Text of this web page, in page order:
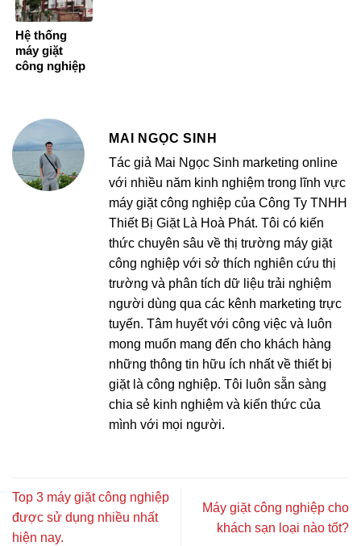
Hệ thống
máy giặt
công nghiệp
Vĩnh Long
MAI NGỌC SINH
Tác giả Mai Ngọc Sinh marketing online
với nhiều năm kinh nghiệm trong lĩnh vực
máy giặt công nghiệp của Công Ty TNHH
Thiết Bị Giặt Là Hoà Phát. Tôi có kiến
thức chuyên sâu về thị trường máy giặt
công nghiệp với sở thích nghiên cứu thị
trường và phân tích dữ liệu trải nghiệm
người dùng qua các kênh marketing trực
tuyến. Tâm huyết với công việc và luôn
mong muốn mang đến cho khách hàng
những thông tin hữu ích nhất về thiết bị
giặt là công nghiệp. Tôi luôn sẵn sàng
chia sẻ kinh nghiệm và kiến thức của
mình với mọi người.
Top 3 máy giặt công nghiệp
được sử dụng nhiều nhất
hiện nay.
Máy giặt công nghiệp cho
khách sạn loại nào tốt?